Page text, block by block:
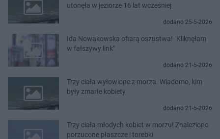
utonęła w jeziorze 16 lat wcześniej
dodano 25-5-2026
Ida Nowakowska ofiarą oszustwa! "Kliknęłam
w fałszywy link"
dodano 21-5-2026
Trzy ciała wyłowione z morza. Wiadomo, kim
były zmarłe kobiety
dodano 21-5-2026
Trzy ciała młodych kobiet w morzu! Znaleziono
porzucone płaszcze i torebki